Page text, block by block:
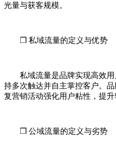
光量与获客规模。
❒ 私域流量的定义与优势
私域流量是品牌实现高效
持多次触达并自主掌控客户。
复营销活动强化用户粘性，提
❒ 公域流量的定义与劣势